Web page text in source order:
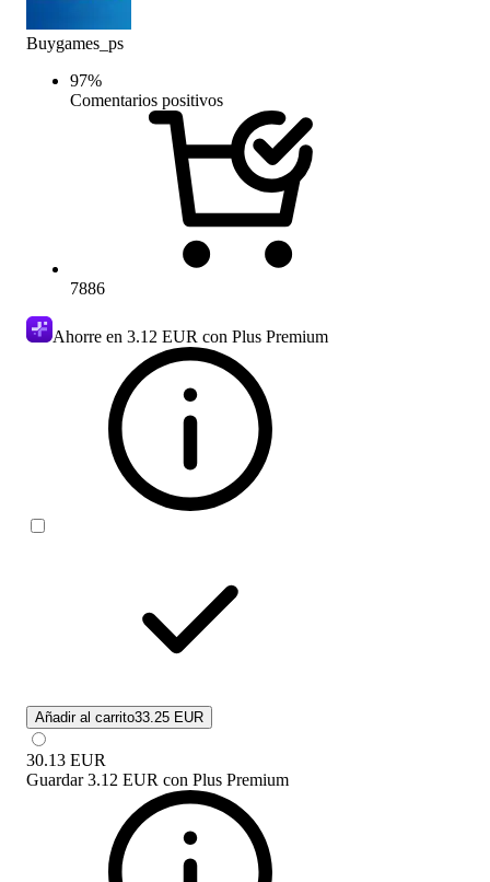
Buygames_ps
97%
Comentarios positivos
7886
Ahorre en 3.12 EUR con Plus Premium
Añadir al carrito33.25 EUR
30.13 EUR
Guardar 3.12 EUR con Plus Premium